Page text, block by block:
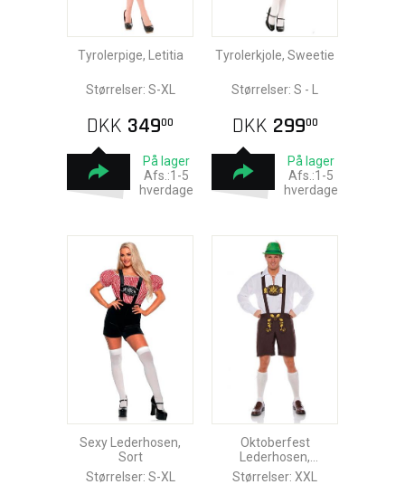
Tyrolerpige, Letitia
Størrelser: S-XL
DKK 34900
På lager
Afs.:1-5
hverdage
Tyrolerkjole, Sweetie
Størrelser: S - L
DKK 29900
På lager
Afs.:1-5
hverdage
Sexy Lederhosen,
Sort
Størrelser: S-XL
Oktoberfest
Lederhosen,
Mørkebrun
Størrelser: XXL